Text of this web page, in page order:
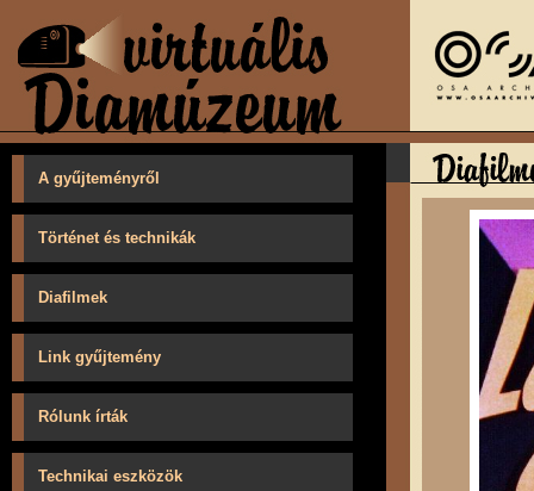
A gyűjteményről
Történet és technikák
Diafilmek
Link gyűjtemény
Rólunk írták
Technikai eszközök